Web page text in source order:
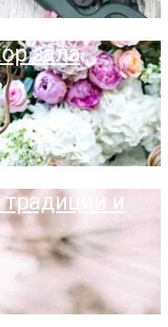
зала
и